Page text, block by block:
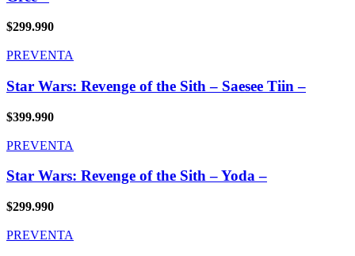
$299.990
PREVENTA
Star Wars: Revenge of the Sith – Saesee Tiin –
$399.990
PREVENTA
Star Wars: Revenge of the Sith – Yoda –
$299.990
PREVENTA